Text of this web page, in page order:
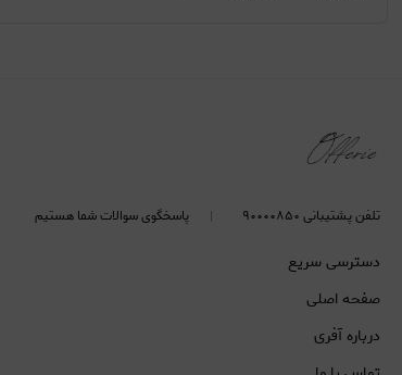
تلفن پشتیبانی ۹۰۰۰۰۸۵۰ پاسخگوی سوالات شما هستیم
دسترسی سریع
صفحه اصلی
درباره آفری